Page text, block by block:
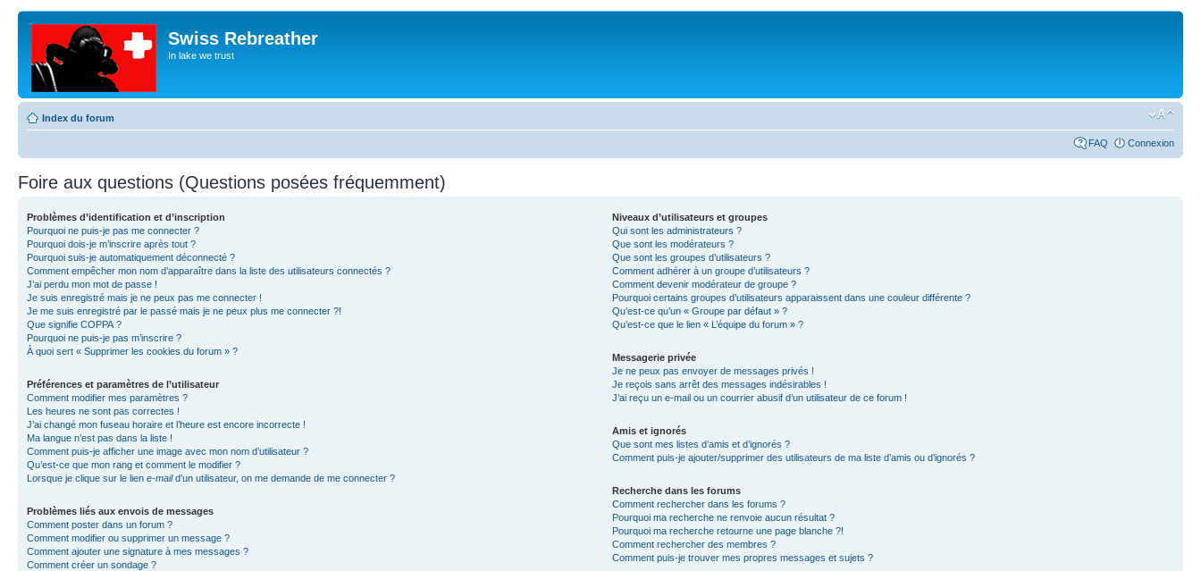
Swiss Rebreather
In lake we trust
Index du forum
FAQ Connexion
Foire aux questions (Questions posées fréquemment)
Problèmes d’identification et d’inscription
Pourquoi ne puis-je pas me connecter ?
Pourquoi dois-je m’inscrire après tout ?
Pourquoi suis-je automatiquement déconnecté ?
Comment empêcher mon nom d’apparaître dans la liste des utilisateurs connectés ?
J’ai perdu mon mot de passe !
Je suis enregistré mais je ne peux pas me connecter !
Je me suis enregistré par le passé mais je ne peux plus me connecter ?!
Que signifie COPPA ?
Pourquoi ne puis-je pas m’inscrire ?
À quoi sert « Supprimer les cookies du forum » ?
Préférences et paramètres de l’utilisateur
Comment modifier mes paramètres ?
Les heures ne sont pas correctes !
J’ai changé mon fuseau horaire et l’heure est encore incorrecte !
Ma langue n’est pas dans la liste !
Comment puis-je afficher une image avec mon nom d’utilisateur ?
Qu’est-ce que mon rang et comment le modifier ?
Lorsque je clique sur le lien e-maild’un utilisateur, on me demande de me connecter ?
Problèmes liés aux envois de messages
Comment poster dans un forum ?
Comment modifier ou supprimer un message ?
Comment ajouter une signature à mes messages ?
Comment créer un sondage ?
Niveaux d’utilisateurs et groupes
Qui sont les administrateurs ?
Que sont les modérateurs ?
Que sont les groupes d’utilisateurs ?
Comment adhérer à un groupe d’utilisateurs ?
Comment devenir modérateur de groupe ?
Pourquoi certains groupes d’utilisateurs apparaissent dans une couleur différente ?
Qu’est-ce qu’un « Groupe par défaut » ?
Qu’est-ce que le lien « L’équipe du forum » ?
Messagerie privée
Je ne peux pas envoyer de messages privés !
Je reçois sans arrêt des messages indésirables !
J’ai reçu un e-mail ou un courrier abusif d’un utilisateur de ce forum !
Amis et ignorés
Que sont mes listes d’amis et d’ignorés ?
Comment puis-je ajouter/supprimer des utilisateurs de ma liste d’amis ou d’ignorés ?
Recherche dans les forums
Comment rechercher dans les forums ?
Pourquoi ma recherche ne renvoie aucun résultat ?
Pourquoi ma recherche retourne une page blanche ?!
Comment rechercher des membres ?
Comment puis-je trouver mes propres messages et sujets ?